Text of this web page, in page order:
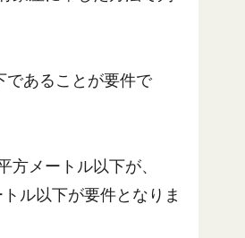
であることが要件で
メートル以下が、
ル以下が要件となりま